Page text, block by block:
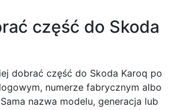
część do Skoda
dobrać część do Skoda Karoq po
numerze fabrycznym albo
nazwa modelu, generacja lub